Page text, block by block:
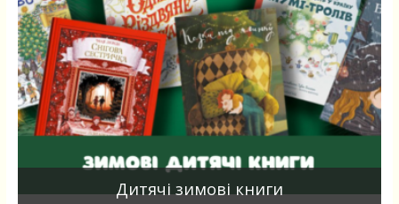
Дитячі зимові книги